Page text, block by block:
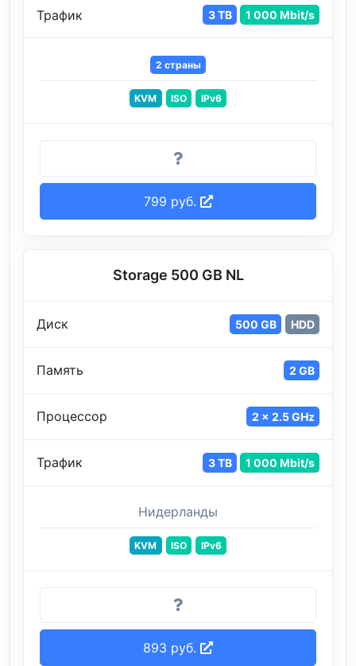
Трафик 3 TB 1 000 Mbit/s
2 страны
KVM ISO IPv6
799 руб.
Storage 500 GB NL
Диск 500 GB HDD
Память 2 GB
Процессор 2 x 2.5 GHz
Трафик 3 TB 1 000 Mbit/s
Нидерланды
KVM ISO IPv6
893 руб.